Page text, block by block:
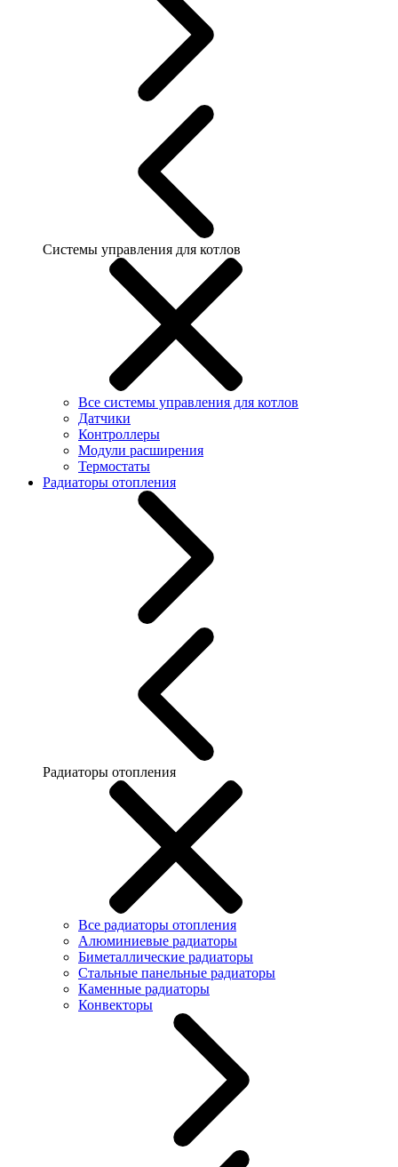
Системы управления для котлов
Все системы управления для котлов
Датчики
Контроллеры
Модули расширения
Термостаты
Радиаторы отопления
Радиаторы отопления
Все радиаторы отопления
Алюминиевые радиаторы
Биметаллические радиаторы
Стальные панельные радиаторы
Каменные радиаторы
Конвекторы